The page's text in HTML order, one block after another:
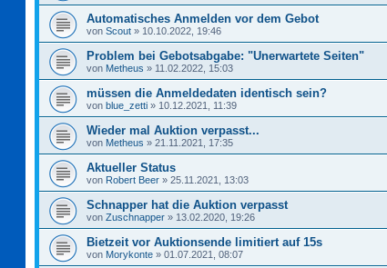
Automatisches Anmelden vor dem Gebot
von Scout » 10.10.2022, 19:46
Problem bei Gebotsabgabe: "Unerwartete Seiten"
von Metheus » 11.02.2022, 15:03
müssen die Anmeldedaten identisch sein?
von blue_zetti » 10.12.2021, 11:39
Wieder mal Auktion verpasst...
von Metheus » 21.11.2021, 17:35
Aktueller Status
von Robert Beer » 25.11.2021, 13:03
Schnapper hat die Auktion verpasst
von Zuschnapper » 13.02.2020, 19:26
Bietzeit vor Auktionsende limitiert auf 15s
von Morykonte » 01.07.2021, 08:07